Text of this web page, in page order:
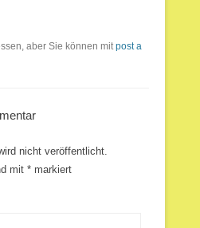
aber Sie können mitpost a
nicht veröffentlicht.
mit * markiert